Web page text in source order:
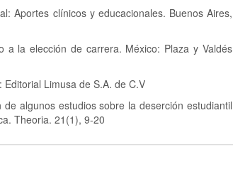
Aportes clínicos y educacionales. Buenos Aires,
a la elección de carrera. México: Plaza y Valdés
Limusa de S.A. de C.V
algunos estudios sobre la deserción estudiantil
Theoria. 21(1), 9-20